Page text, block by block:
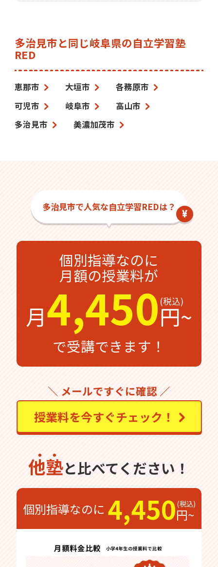
多治見市と同じ岐阜県の自立学習塾
RED
恵那市 大垣市
各務原市
可児市
岐阜市
高山市
多治見市
美濃加茂市
多治見市で人気な自立学習REDは？
個別指導なのに
月額の授業料が
月4,450円~
で受講できます！
＼ メールですぐに確認 ／
授業料を今すぐチェック！
他塾と比べてください！
個別指導なのに 4,450円~